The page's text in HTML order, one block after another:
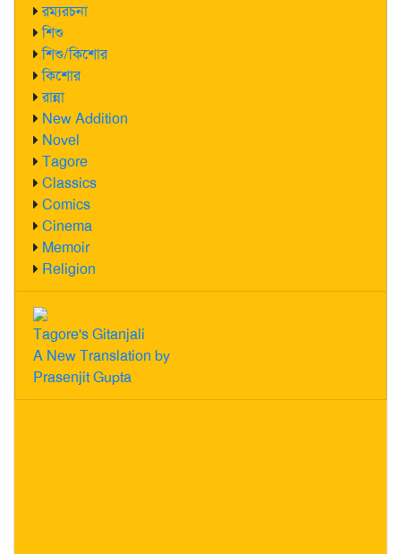
রম্যরচনা
শিশু
শিশু/কিশোর
কিশোর
রান্না
New Addition
Novel
Tagore
Classics
Comics
Cinema
Memoir
Religion
Tagore's Gitanjali
A New Translation by
Prasenjit Gupta